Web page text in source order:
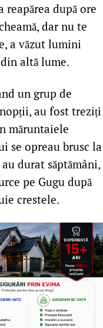
după ore
dar nu te
a văzut lumini
altă lume.
un grup de
au fost treziți
măruntaiele
se opreau brusc la
durat săptămâni,
pe Gugu după
crestele.